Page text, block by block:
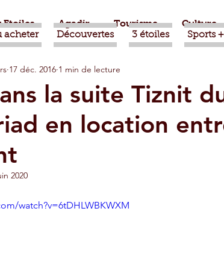
acheter Découvertes 3 étoiles Sports
Etoiles Agadir Tourisme Culture
Politique Taroudant
Mohammed VI Economie
la suite Tiznit
en location
17 déc. 2016 1 min de lecture
2020
watch?v=6tDHLWBKWXM